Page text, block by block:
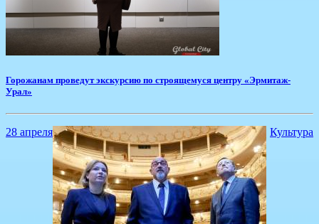
Горожанам проведут экскурсию по строящемуся центру «Эрмитаж-
Урал»
28 апреля Культура